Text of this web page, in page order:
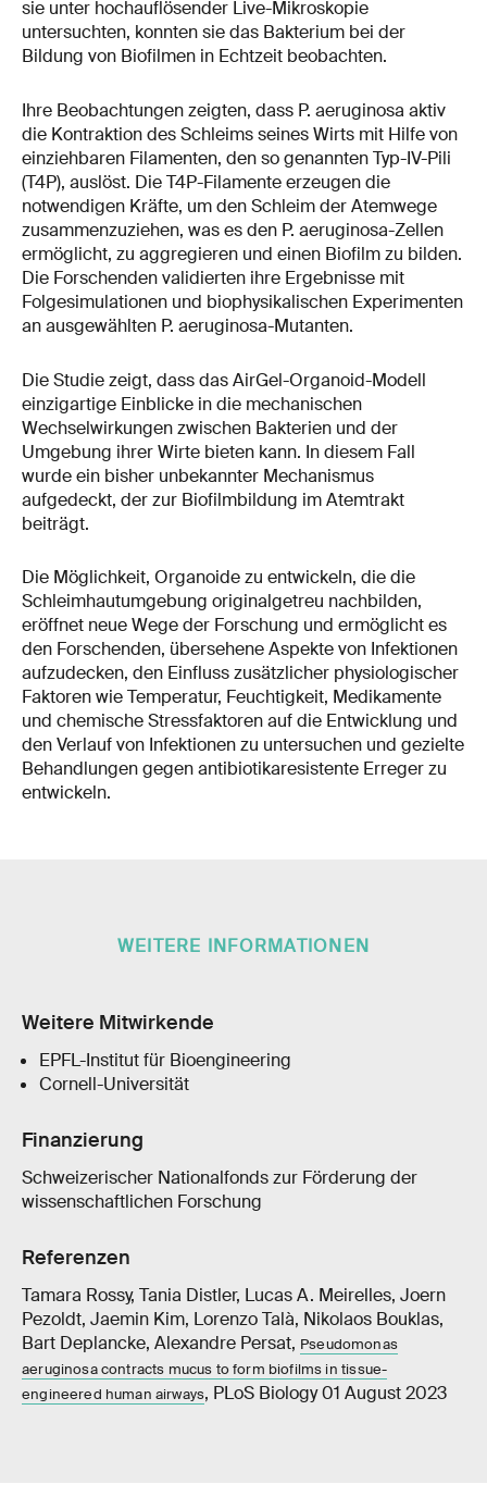
sie unter hochauflösender Live-Mikroskopie
untersuchten, konnten sie das Bakterium bei der
Bildung von Biofilmen in Echtzeit beobachten.
Ihre Beobachtungen zeigten, dass P. aeruginosa aktiv
die Kontraktion des Schleims seines Wirts mit Hilfe von
einziehbaren Filamenten, den so genannten Typ-IV-Pili
(T4P), auslöst. Die T4P-Filamente erzeugen die
notwendigen Kräfte, um den Schleim der Atemwege
zusammenzuziehen, was es den P. aeruginosa-Zellen
ermöglicht, zu aggregieren und einen Biofilm zu bilden.
Die Forschenden validierten ihre Ergebnisse mit
Folgesimulationen und biophysikalischen Experimenten
an ausgewählten P. aeruginosa-Mutanten.
Die Studie zeigt, dass das AirGel-Organoid-Modell
einzigartige Einblicke in die mechanischen
Wechselwirkungen zwischen Bakterien und der
Umgebung ihrer Wirte bieten kann. In diesem Fall
wurde ein bisher unbekannter Mechanismus
aufgedeckt, der zur Biofilmbildung im Atemtrakt
beiträgt.
Die Möglichkeit, Organoide zu entwickeln, die die
Schleimhautumgebung originalgetreu nachbilden,
eröffnet neue Wege der Forschung und ermöglicht es
den Forschenden, übersehene Aspekte von Infektionen
aufzudecken, den Einfluss zusätzlicher physiologischer
Faktoren wie Temperatur, Feuchtigkeit, Medikamente
und chemische Stressfaktoren auf die Entwicklung und
den Verlauf von Infektionen zu untersuchen und gezielte
Behandlungen gegen antibiotikaresistente Erreger zu
entwickeln.
WEITERE INFORMATIONEN
Weitere Mitwirkende
EPFL-Institut für Bioengineering
Cornell-Universität
Finanzierung
Schweizerischer Nationalfonds zur Förderung der
wissenschaftlichen Forschung
Referenzen
Tamara Rossy, Tania Distler, Lucas A. Meirelles, Joern
Pezoldt, Jaemin Kim, Lorenzo Talà, Nikolaos Bouklas,
Bart Deplancke, Alexandre Persat, Pseudomonas
aeruginosa contracts mucus to form biofilms in tissue-
engineered human airways, PLoS Biology 01 August 2023